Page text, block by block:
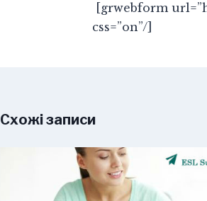
[grwebform
css=”on”/]
Схожі записи